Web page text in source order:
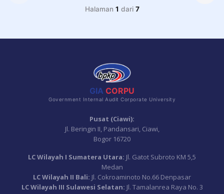
Halaman 1 dari 7
GIA CORPU
Government Internal Audit Corporate University
Pusat (Ciawi):
Jl. Beringin II, Pandansari, Ciawi,
Bogor 16720
LC Wilayah I Sumatera Utara: Jl. Gatot Subroto KM 5,5
Medan
LC Wilayah II Bali: Jl. Cokroaminoto No.66 Denpasar
LC Wilayah III Sulawesi Selatan: Jl. Tamalanrea Raya No. 3